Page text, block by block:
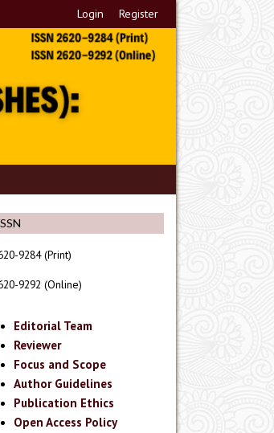
Login Register
9284 (Print)
9292 (Online)
Editorial Team
Reviewer
Focus and Scope
Author Guidelines
Publication Ethics
Open Access Policy